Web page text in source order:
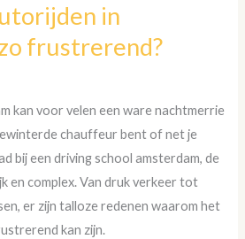
in
frustrerend?
kan voor velen een ware nachtmerrie
chauffeur bent of net je
bij een driving school amsterdam, de
en complex. Van druk verkeer tot
er zijn talloze redenen waarom het
kan zijn.